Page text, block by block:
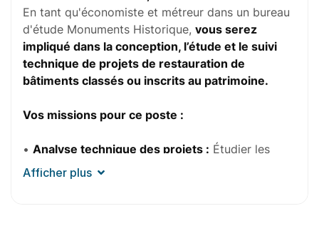
En tant qu'économiste et métreur dans un bureau
d'étude Monuments Historique, vous serez
impliqué dans la conception, l’étude et le suivi
technique de projets de restauration de
bâtiments classés ou inscrits au patrimoine.
Vos missions pour ce poste :
• Analyse technique des projets : Étudier les
dossiers techniques, les plans d’architecte et les
contraintes liées aux bâtiments historiques.
Afficher plus